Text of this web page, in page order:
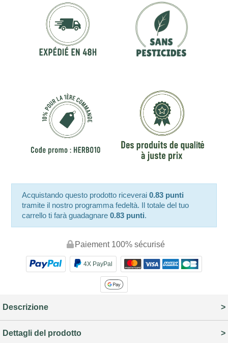
Acquistando questo prodotto riceverai0.83 punti
tramite il nostro programma fedeltà. Il totale del tuo
carrello ti farà guadagnare0.83 punti.
Paiement 100% sécurisé
4X PayPal
Descrizione
Dettagli del prodotto